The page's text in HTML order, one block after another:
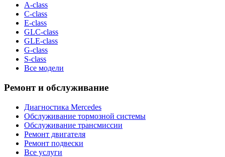
A-class
C-class
E-class
GLC-class
GLE-class
G-class
S-class
Все модели
Ремонт и обслуживание
Диагностика Mercedes
Обслуживание тормозной системы
Обслуживание трансмиссии
Ремонт двигателя
Ремонт подвески
Все услуги